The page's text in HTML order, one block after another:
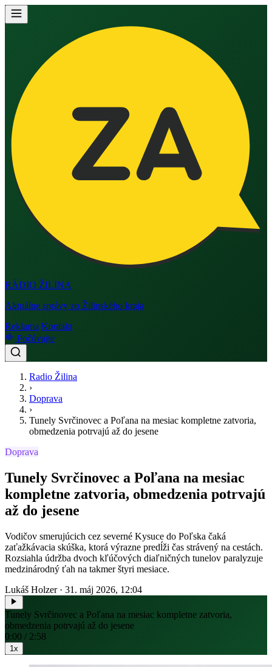
RÁDIO ŽILINA
Aktuálne správy zo Žilinského kraja
Reklama Kontakt
Počúvajte
Radio Žilina
›
Doprava
›
Tunely Svrčinovec a Poľana na mesiac kompletne zatvoria,
obmedzenia potrvajú až do jesene
Doprava
Tunely Svrčinovec a Poľana na mesiac
kompletne zatvoria, obmedzenia potrvajú
až do jesene
Vodičov smerujúcich cez severné Kysuce do Poľska čaká
zaťažkávacia skúška, ktorá výrazne predĺži čas strávený na cestách.
Rozsiahla údržba dvoch kľúčových diaľničných tunelov paralyzuje
medzinárodný ťah na takmer štyri mesiace.
Lukáš Holzer · 31. máj 2026, 12:04
Tunely Svrčinovec a Poľana na mesiac kompletne zatvoria,
obmedzenia potrvajú až do jesene
0:00 / 2:58
1x